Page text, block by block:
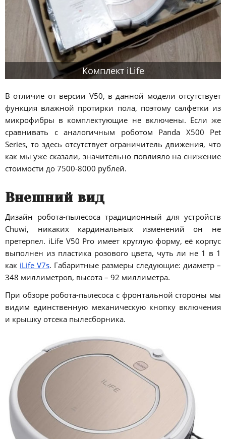
Комплект iLife
В отличие от версии V50, в данной модели отсутствует
функция влажной протирки пола, поэтому салфетки из
микрофибры в комплектующие не включены. Если же
сравнивать с аналогичным роботом Panda X500 Pet
Series, то здесь отсутствует ограничитель движения, что
как мы уже сказали, значительно повлияло на снижение
стоимости до 7500-8000 рублей.
Внешний вид
Дизайн робота-пылесоса традиционный для устройств
Chuwi, никаких кардинальных изменений он не
претерпел. iLife V50 Pro имеет круглую форму, её корпус
выполнен из пластика розового цвета, чуть ли не 1 в 1
как iLife V7s. Габаритные размеры следующие: диаметр –
348 миллиметров, высота – 92 миллиметра.
При обзоре робота-пылесоса с фронтальной стороны мы
видим единственную механическую кнопку включения
и крышку отсека пылесборника.